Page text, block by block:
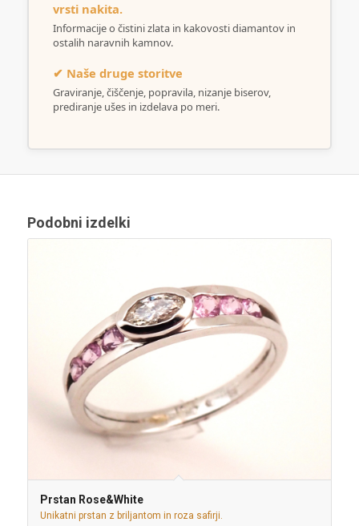
vrsti nakita.
Informacije o čistini zlata in kakovosti diamantov in
ostalih naravnih kamnov.
✔ Naše druge storitve
Graviranje, čiščenje, popravila, nizanje biserov,
prediranje ušes in izdelava po meri.
Podobni izdelki
Prstan Rose&White
Unikatni prstan z briljantom in roza safirji.